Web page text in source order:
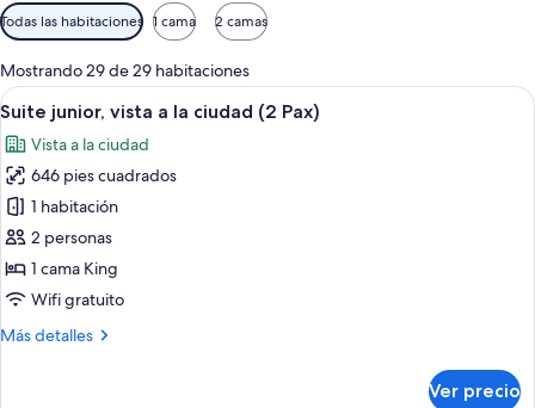
Filtros
disponibles
para
las
habitaciones
Todas las habitaciones 1 cama 2 camas
Mostrando 29 de 29 habitaciones
Abrir
todas
las
fotos
de
Suite
junior,
vista
la
Una sala de estar moderna con un
5
Suite junior, vista a la ciudad (2 Pax)
Vista a la ciudad
646 pies cuadrados
1 habitación
2 personas
1 cama King
Wifi gratuito
Más detalles
Más
Ver precio